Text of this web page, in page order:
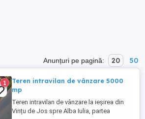
Anunțuri pe pagină: 20 50
1
Teren intravilan de vânzare 5000
mp
Teren intravilan de vânzare la ieșirea din
Vințu de Jos spre Alba Iulia, partea